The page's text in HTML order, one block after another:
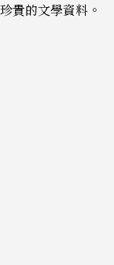
珍貴的文學資料。